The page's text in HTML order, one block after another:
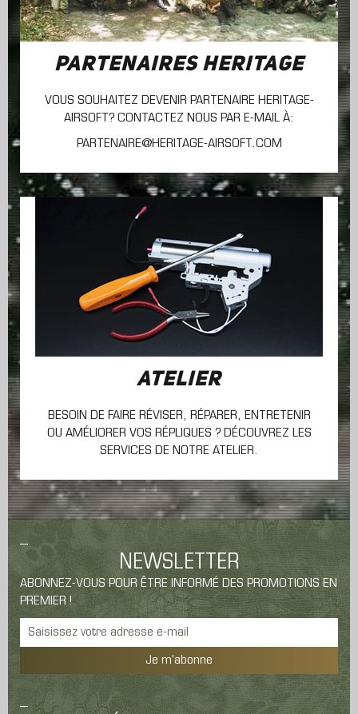
PARTENAIRES HERITAGE
VOUS SOUHAITEZ DEVENIR PARTENAIRE HERITAGE-
AIRSOFT? CONTACTEZ NOUS PAR E-MAIL À:
PARTENAIRE@HERITAGE-AIRSOFT.COM
ATELIER
BESOIN DE FAIRE RÉVISER, RÉPARER, ENTRETENIR
OU AMÉLIORER VOS RÉPLIQUES ? DÉCOUVREZ LES
SERVICES DE NOTRE ATELIER.
NEWSLETTER
ABONNEZ-VOUS POUR ÊTRE INFORMÉ DES PROMOTIONS EN
PREMIER !
Je m'abonne